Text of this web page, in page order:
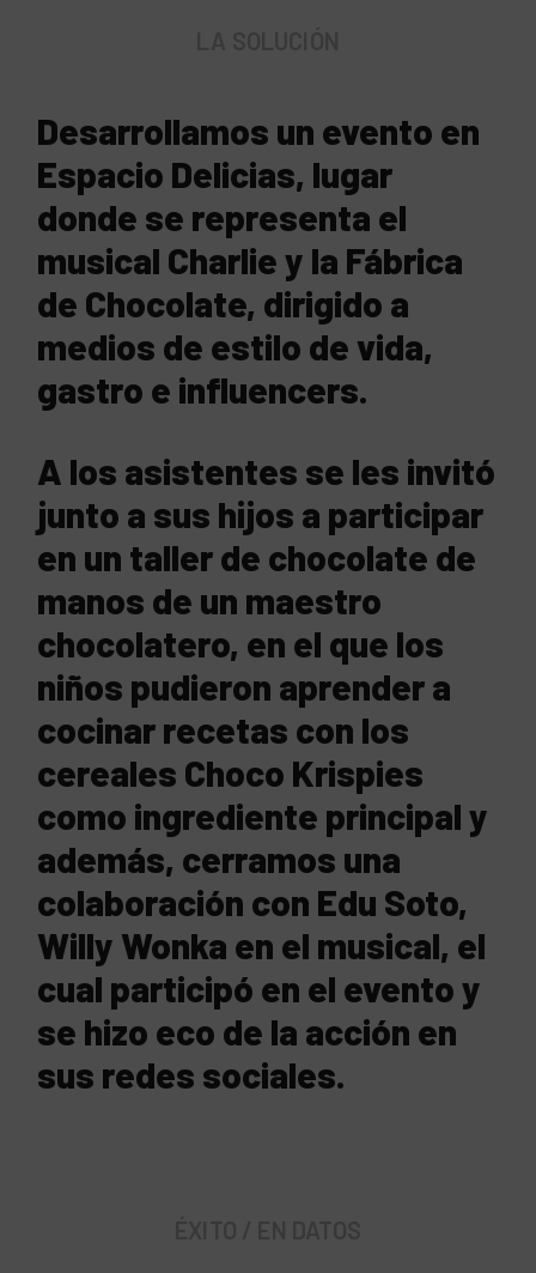
Desarrollamos un evento en
Espacio Delicias, lugar
donde se representa el
musical Charlie y la Fábrica
de Chocolate, dirigido a
medios de estilo de vida,
gastro e influencers.
A los asistentes se les invitó
junto a sus hijos a participar
en un taller de chocolate de
manos de un maestro
chocolatero, en el que los
niños pudieron aprender a
cocinar recetas con los
cereales Choco Krispies
como ingrediente principal y
además, cerramos una
colaboración con Edu Soto,
Willy Wonka en el musical, el
cual participó en el evento y
se hizo eco de la acción en
sus redes sociales.